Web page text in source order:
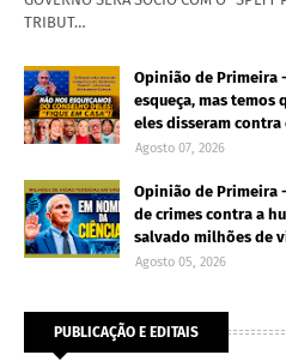
TRIBUT…
Opinião de Primeira
esqueça, mas temos
eles disseram
Agosto 07, 2026
Opinião de Primeira
de crimes contra a
salvado milhões de
Agosto 05, 2026
PUBLICAÇÃO E EDITAIS